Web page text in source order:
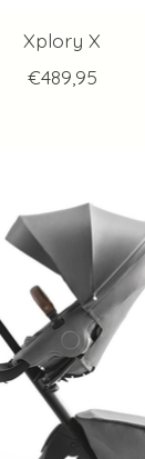
Xplory X
€489,95